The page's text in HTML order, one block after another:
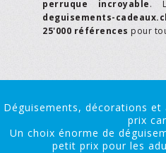
perruque incroyable.
deguisements-
25'000 références pour
Déguisements, décorations
prix
Un choix énorme de
petit prix pour les